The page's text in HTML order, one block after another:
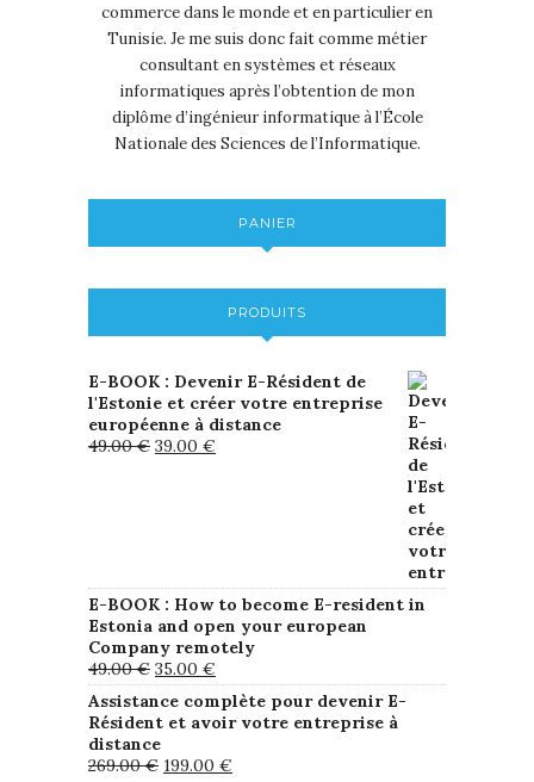
commerce dans le monde et en particulier en
Tunisie. Je me suis donc fait comme métier
consultant en systèmes et réseaux
informatiques après l’obtention de mon
diplôme d’ingénieur informatique à l’École
Nationale des Sciences de l’Informatique.
PANIER
PRODUITS
E-BOOK : Devenir E-Résident de
l'Estonie et créer votre entreprise
européenne à distance
49.00€ 39.00 €
E-BOOK : How to become E-resident in
Estonia and open your european
Company remotely
49.00€ 35.00 €
Assistance complète pour devenir E-
Résident et avoir votre entreprise à
distance
269.00€ 199.00 €